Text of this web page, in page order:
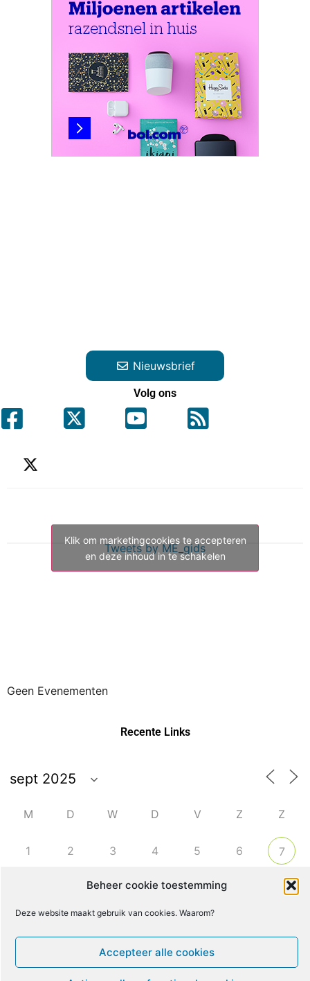
Beheer cookie toestemming
Deze website maakt gebruik van cookies. Waarom?
Accepteer alle cookies
Nieuwsbrief
Volg ons
Tweets by ME_gids
Klik om marketingcookies te accepteren
en deze inhoud in te schakelen
Geen Evenementen
Recente Links
M D W D V Z Z
1 2 3 4 5 6 7
10 11 12 14
15 16 17 18 19 20 21
23 25 26 27